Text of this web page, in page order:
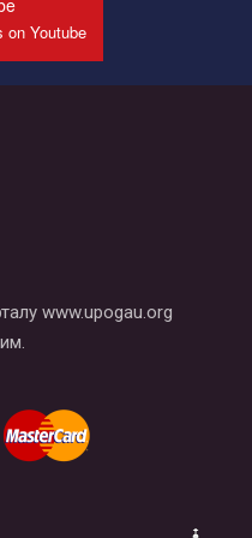
на наш канал YouTube
видео.
on Youtube
www.upogau.org